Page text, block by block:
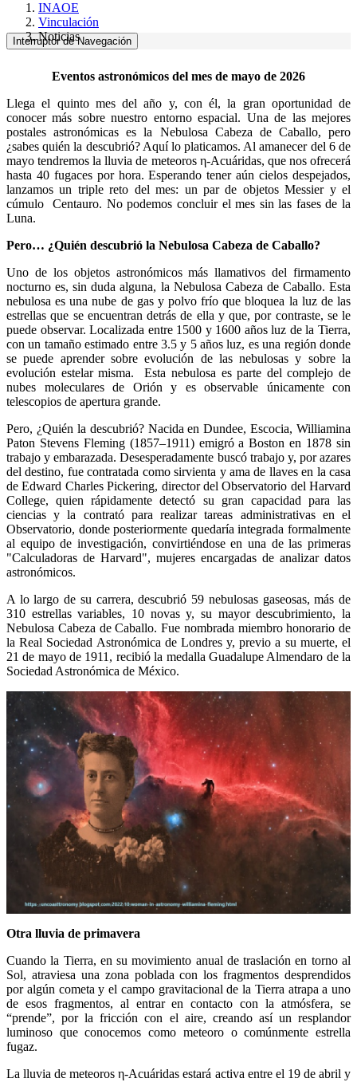
INAOE
Vinculación
Noticias
Interruptor de Navegación
Eventos astronómicos del mes de mayo de 2026
Llega el quinto mes del año y, con él, la gran oportunidad de
conocer más sobre nuestro entorno espacial. Una de las mejores
postales astronómicas es la Nebulosa Cabeza de Caballo, pero
¿sabes quién la descubrió? Aquí lo platicamos. Al amanecer del 6 de
mayo tendremos la lluvia de meteoros η-Acuáridas, que nos ofrecerá
hasta 40 fugaces por hora. Esperando tener aún cielos despejados,
lanzamos un triple reto del mes: un par de objetos Messier y el
cúmulo Centauro. No podemos concluir el mes sin las fases de la
Luna.
Pero… ¿Quién descubrió la Nebulosa Cabeza de Caballo?
Uno de los objetos astronómicos más llamativos del firmamento
nocturno es, sin duda alguna, la Nebulosa Cabeza de Caballo. Esta
nebulosa es una nube de gas y polvo frío que bloquea la luz de las
estrellas que se encuentran detrás de ella y que, por contraste, se le
puede observar. Localizada entre 1500 y 1600 años luz de la Tierra,
con un tamaño estimado entre 3.5 y 5 años luz, es una región donde
se puede aprender sobre evolución de las nebulosas y sobre la
evolución estelar misma. Esta nebulosa es parte del complejo de
nubes moleculares de Orión y es observable únicamente con
telescopios de apertura grande.
Pero, ¿Quién la descubrió? Nacida en Dundee, Escocia, Williamina
Paton Stevens Fleming (1857–1911) emigró a Boston en 1878 sin
trabajo y embarazada. Desesperadamente buscó trabajo y, por azares
del destino, fue contratada como sirvienta y ama de llaves en la casa
de Edward Charles Pickering, director del Observatorio del Harvard
College, quien rápidamente detectó su gran capacidad para las
ciencias y la contrató para realizar tareas administrativas en el
Observatorio, donde posteriormente quedaría integrada formalmente
al equipo de investigación, convirtiéndose en una de las primeras
"Calculadoras de Harvard", mujeres encargadas de analizar datos
astronómicos.
A lo largo de su carrera, descubrió 59 nebulosas gaseosas, más de
310 estrellas variables, 10 novas y, su mayor descubrimiento, la
Nebulosa Cabeza de Caballo. Fue nombrada miembro honorario de
la Real Sociedad Astronómica de Londres y, previo a su muerte, el
21 de mayo de 1911, recibió la medalla Guadalupe Almendaro de la
Sociedad Astronómica de México.
Otra lluvia de primavera
Cuando la Tierra, en su movimiento anual de traslación en torno al
Sol, atraviesa una zona poblada con los fragmentos desprendidos
por algún cometa y el campo gravitacional de la Tierra atrapa a uno
de esos fragmentos, al entrar en contacto con la atmósfera, se
“prende”, por la fricción con el aire, creando así un resplandor
luminoso que conocemos como meteoro o comúnmente estrella
fugaz.
La lluvia de meteoros η-Acuáridas estará activa entre el 19 de abril y